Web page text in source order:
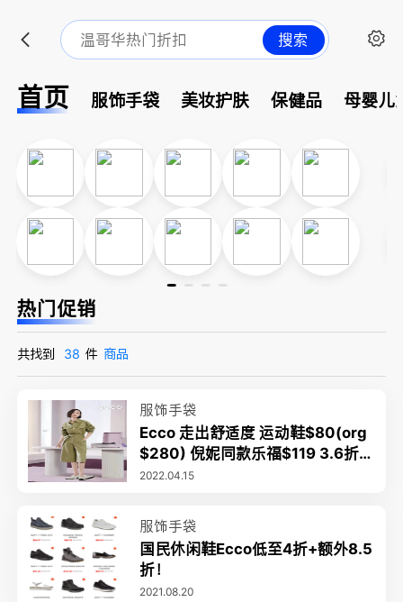
搜索
首页 服饰手袋 美妆护肤 保健品 母婴儿
热门促销
共找到 38 件 商品
服饰手袋
Ecco 走出舒适度 运动鞋$80(org
$280) 倪妮同款乐福$119 3.6折
起+额外8折 2.8折八哥抢鞋
2022.04.15
服饰手袋
国民休闲鞋Ecco低至4折+额外8.5
折！
2021.08.20